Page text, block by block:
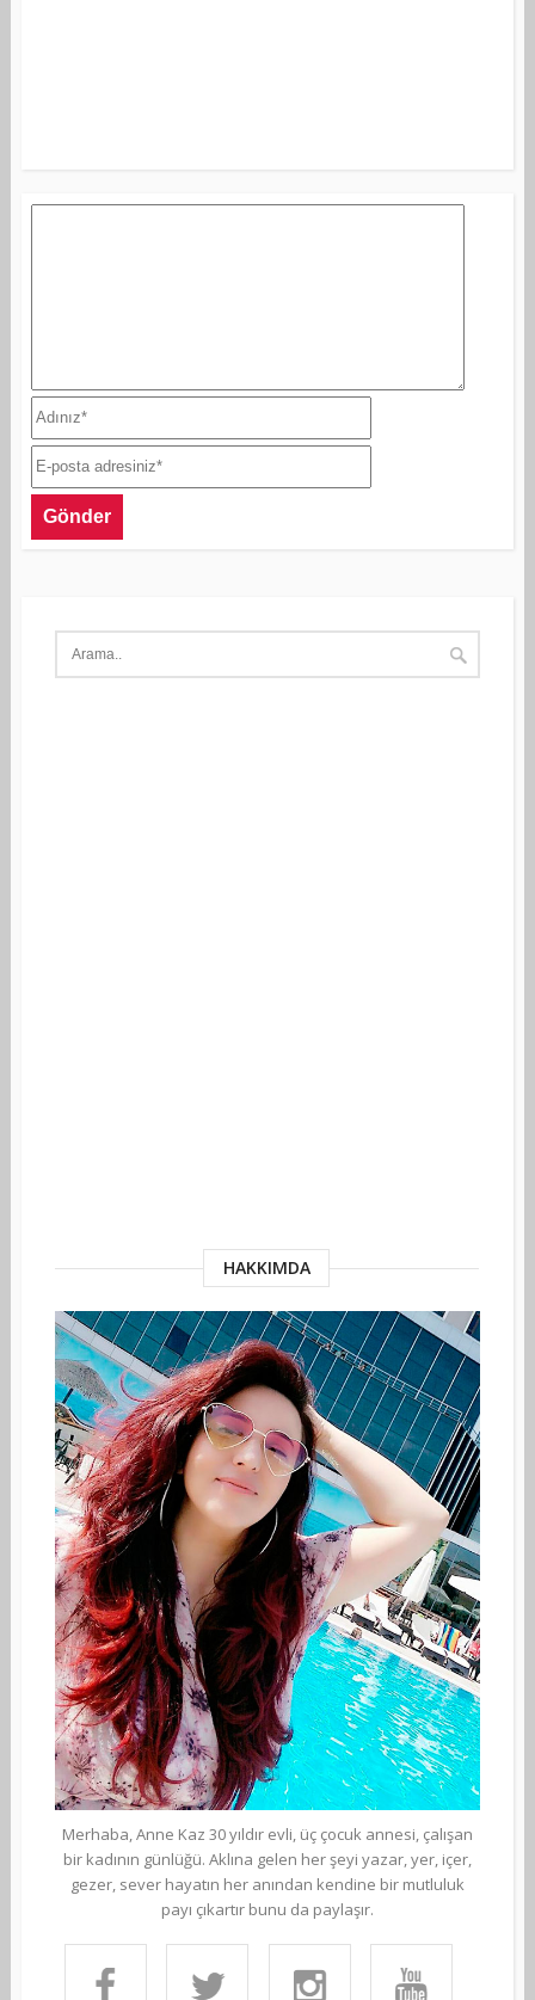
HAKKIMDA
Merhaba, Anne Kaz 30 yıldır evli, üç çocuk annesi, çalışan
bir kadının günlüğü. Aklına gelen her şeyi yazar, yer, içer,
gezer, sever hayatın her anından kendine bir mutluluk
payı çıkartır bunu da paylaşır.